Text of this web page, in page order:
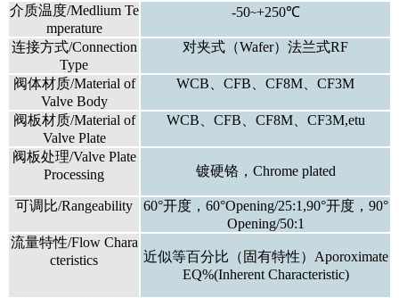
介质温度/Medlium Te
mperature
-50~+250℃
连接方式/Connection
Type
对夹式（Wafer）法兰式RF
阀体材质/Material of
Valve Body
WCB、CFB、CF8M、CF3M
阀板材质/Material of
Valve Plate
WCB、CFB、CF8M、CF3M,etu
阀板处理/Valve Plate
Processing
镀硬铬，Chrome plated
可调比/Rangeability
60°开度，60°Opening/25:1,90°开度，90°
Opening/50:1
流量特性/Flow Chara
cteristics
近似等百分比（固有特性）Aporoximate
EQ%(Inherent Characteristic)